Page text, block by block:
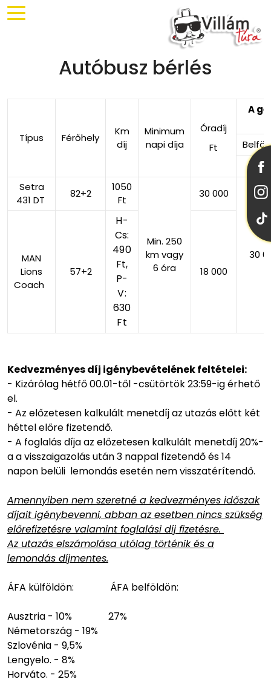
Autóbusz bérlés
Típus Férőhely
Km
díj
Minimum
napi díja
Óradíj
Ft
A
Ft
Setra
431 DT
82+2
1050
Ft
Min. 250
km vagy
6 óra
30 000
30
MAN
Lions
Coach
57+2
H-
Cs:
490
Ft,
P-
V:
630
Ft
18 000
Kedvezményes díj igénybevételének feltételei:
- Kizárólag hétfő 00.01-től -csütörtök 23:59-ig érhető
el.
- Az előzetesen kalkulált menetdíj az utazás előtt két
héttel előre fizetendő.
- A foglalás díja az előzetesen kalkulált menetdíj 20%-
a a visszaigazolás után 3 nappal fizetendő és 14
napon belüli lemondás esetén nem visszatérítendő.
Amennyiben nem szeretné a kedvezményes időszak
díjait igénybevenni, abban az esetben nincs szükség
előrefizetésre valamint foglalási díj fizetésre.
Az utazás elszámolása utólag történik és a
lemondás díjmentes.
ÁFA külföldön: ÁFA belföldön:
Ausztria - 10% 27%
Németország - 19%
Szlovénia - 9,5%
Lengyelo. - 8%
Horváto. - 25%